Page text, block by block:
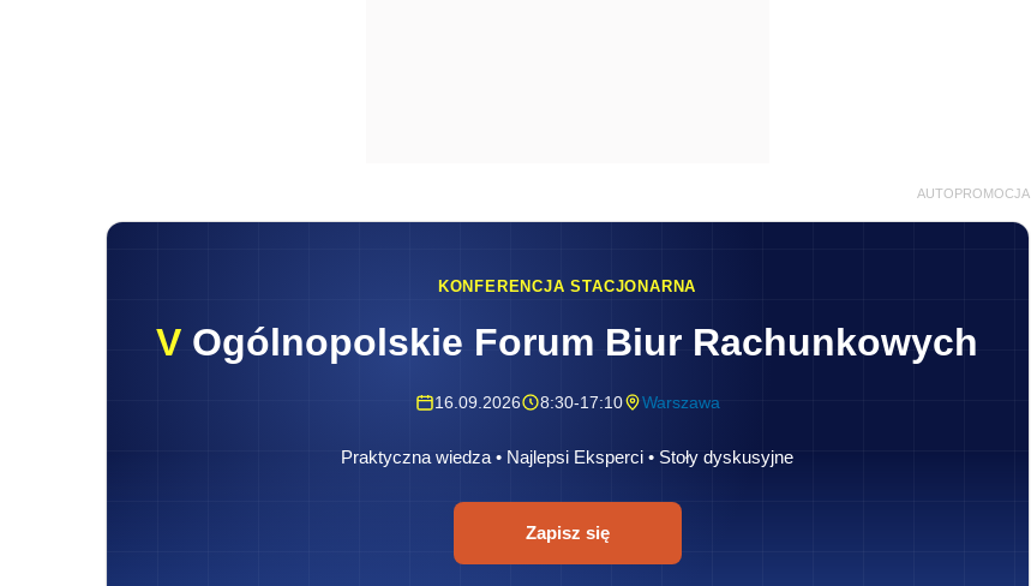
AUTOPROMOCJA
KONFERENCJA STACJONARNA
V Ogólnopolskie Forum Biur Rachunkowych
16.09.2026 8:30-17:10 Warszawa
Praktyczna wiedza • Najlepsi Eksperci • Stoły dyskusyjne
Zapisz się